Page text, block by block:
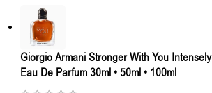
Giorgio Armani Stronger With You Intensely
Eau De Parfum 30ml • 50ml • 100ml